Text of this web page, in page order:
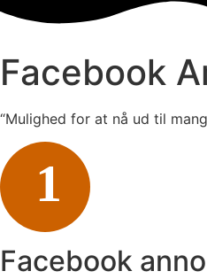
Facebook
“Mulighed for at nå ud til
1
Facebook